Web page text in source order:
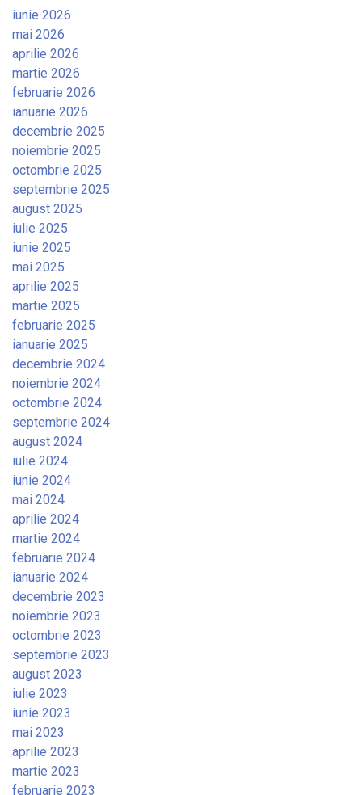
iunie 2026
mai 2026
aprilie 2026
martie 2026
februarie 2026
ianuarie 2026
decembrie 2025
noiembrie 2025
octombrie 2025
septembrie 2025
august 2025
iulie 2025
iunie 2025
mai 2025
aprilie 2025
martie 2025
februarie 2025
ianuarie 2025
decembrie 2024
noiembrie 2024
octombrie 2024
septembrie 2024
august 2024
iulie 2024
iunie 2024
mai 2024
aprilie 2024
martie 2024
februarie 2024
ianuarie 2024
decembrie 2023
noiembrie 2023
octombrie 2023
septembrie 2023
august 2023
iulie 2023
iunie 2023
mai 2023
aprilie 2023
martie 2023
februarie 2023